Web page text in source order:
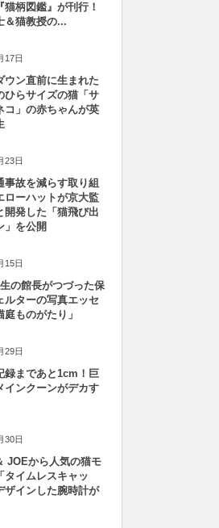
猫柄図鑑』が刊行！
＆猫教授の...
17日
ウン直前に生まれた
ひらサイズの猫「サ
コ」の赤ちゃんが英
23日
事故を減らす取り組
ローハットが京大監
開発した「猫飛び出
」を公開
15日
の館長がつづった保
ルターの写真エッセ
庭ものがたり」
29日
録まであと1cm！巨
インクーンがデカす
30日
JOEから人気の猫モ
タイムレスキャッ
ザインした腕時計が